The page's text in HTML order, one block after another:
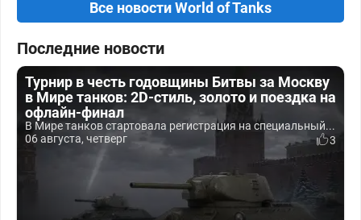
Все новости World of Tanks
Последние новости
Турнир в честь годовщины Битвы за Москву
в Мире танков: 2D-стиль, золото и поездка на
офлайн-финал
В Мире танков стартовала регистрация на специальный...
06 августа, четверг
3